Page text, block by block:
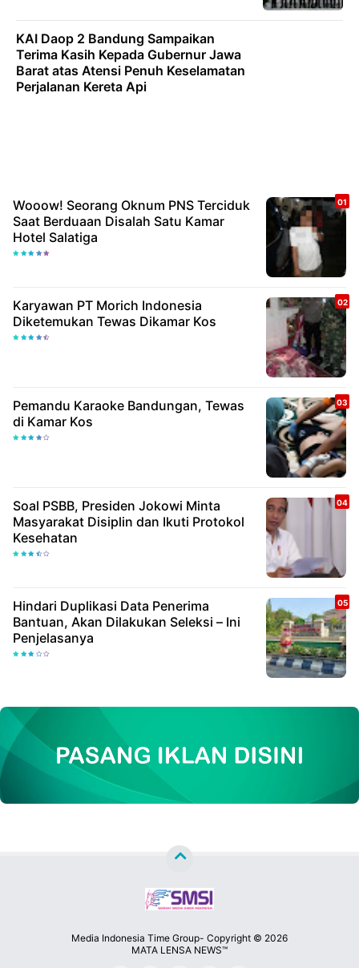
KAI Daop 2 Bandung Sampaikan
Terima Kasih Kepada Gubernur Jawa
Barat atas Atensi Penuh Keselamatan
Perjalanan Kereta Api
Wooow! Seorang Oknum PNS Terciduk
Saat Berduaan Disalah Satu Kamar
Hotel Salatiga
Karyawan PT Morich Indonesia
Diketemukan Tewas Dikamar Kos
Pemandu Karaoke Bandungan, Tewas
di Kamar Kos
Soal PSBB, Presiden Jokowi Minta
Masyarakat Disiplin dan Ikuti Protokol
Kesehatan
Hindari Duplikasi Data Penerima
Bantuan, Akan Dilakukan Seleksi – Ini
Penjelasanya
Media Indonesia Time Group- Copyright © 2026
MATA LENSA NEWS™